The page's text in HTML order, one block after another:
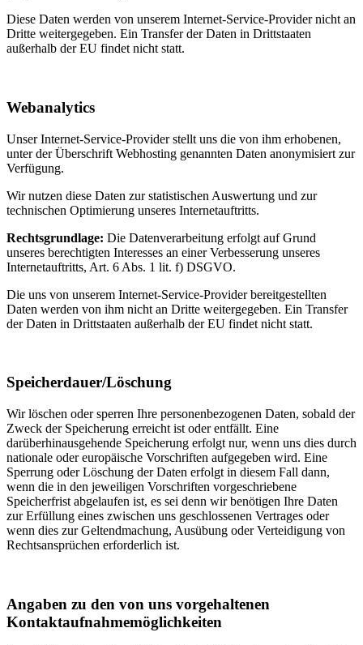
Diese Daten werden von unserem Internet-Service-Provider nicht an
Dritte weitergegeben. Ein Transfer der Daten in Drittstaaten
außerhalb der EU findet nicht statt.
Webanalytics
Unser Internet-Service-Provider stellt uns die von ihm erhobenen,
unter der Überschrift Webhosting genannten Daten anonymisiert zur
Verfügung.
Wir nutzen diese Daten zur statistischen Auswertung und zur
technischen Optimierung unseres Internetauftritts.
Rechtsgrundlage: Die Datenverarbeitung erfolgt auf Grund
unseres berechtigten Interesses an einer Verbesserung unseres
Internetauftritts, Art. 6 Abs. 1 lit. f) DSGVO.
Die uns von unserem Internet-Service-Provider bereitgestellten
Daten werden von ihm nicht an Dritte weitergegeben. Ein Transfer
der Daten in Drittstaaten außerhalb der EU findet nicht statt.
Speicherdauer/Löschung
Wir löschen oder sperren Ihre personenbezogenen Daten, sobald der
Zweck der Speicherung erreicht ist oder entfällt. Eine
darüberhinausgehende Speicherung erfolgt nur, wenn uns dies durch
nationale oder europäische Vorschriften aufgegeben wird. Eine
Sperrung oder Löschung der Daten erfolgt in diesem Fall dann,
wenn die in den jeweiligen Vorschriften vorgeschriebene
Speicherfrist abgelaufen ist, es sei denn wir benötigen Ihre Daten
zur Erfüllung eines zwischen uns geschlossenen Vertrages oder
wenn dies zur Geltendmachung, Ausübung oder Verteidigung von
Rechtsansprüchen erforderlich ist.
Angaben zu den von uns vorgehaltenen
Kontaktaufnahmemöglichkeiten